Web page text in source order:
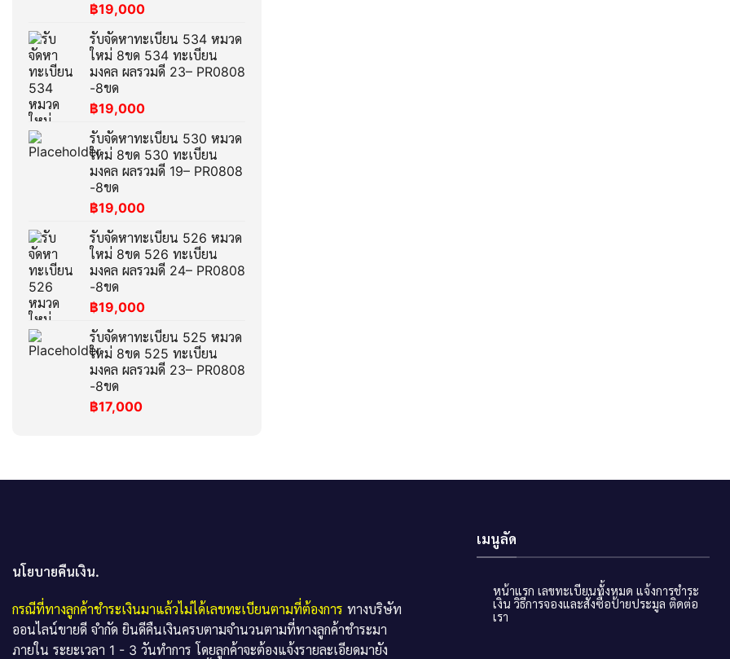
฿19,000
รับจัดหาทะเบียน 534 หมวด
ใหม่ 8ขด 534 ทะเบียน
มงคล ผลรวมดี 23– PR0808
-8ขด
฿19,000
รับจัดหาทะเบียน 530 หมวด
ใหม่ 8ขด 530 ทะเบียน
มงคล ผลรวมดี 19– PR0808
-8ขด
฿19,000
รับจัดหาทะเบียน 526 หมวด
ใหม่ 8ขด 526 ทะเบียน
มงคล ผลรวมดี 24– PR0808
-8ขด
฿19,000
รับจัดหาทะเบียน 525 หมวด
ใหม่ 8ขด 525 ทะเบียน
มงคล ผลรวมดี 23– PR0808
-8ขด
฿17,000
นโยบายคืนเงิน.
กรณีที่ทางลูกค้าชำระเงินมาแล้วไม่ได้เลขทะเบียนตามที่ต้องการ ทางบริษัท
ออนไลน์ขายดี จำกัด ยินดีคืนเงินครบตามจำนวนตามที่ทางลูกค้าชำระมา
ภายใน ระยะเวลา 1 - 3 วันทำการ โดยลูกค้าจะต้องแจ้งรายละเอียดมายัง
เมนูลัด
หน้าแรก เลขทะเบียนทั้งหมด แจ้งการชำระ
เงิน วิธีการจองและสั่งซื้อป้ายประมูล ติดต่อ
เรา